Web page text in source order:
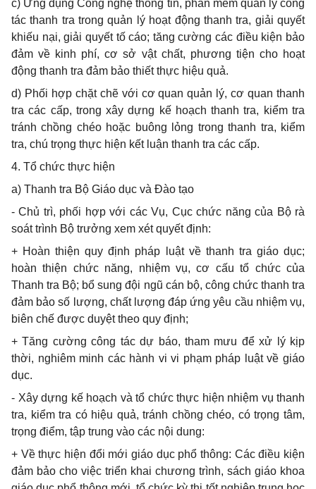
c) Ứng dụng Công nghệ thông tin, phần mềm quản lý công
tác thanh tra trong quản lý hoạt động thanh tra, giải quyết
khiếu nại, giải quyết tố cáo; tăng cường các điều kiện bảo
đảm về kinh phí, cơ sở vật chất, phương tiện cho hoạt
động thanh tra đảm bảo thiết thực hiệu quả.
d) Phối hợp chặt chẽ với cơ quan quản lý, cơ quan thanh
tra các cấp, trong xây dựng kế hoạch thanh tra, kiểm tra
tránh chồng chéo hoặc buông lỏng trong thanh tra, kiểm
tra, chú trọng thực hiện kết luận thanh tra các cấp.
4. Tổ chức thực hiện
a) Thanh tra Bộ Giáo dục và Đào tạo
-Chủ trì, phối hợp với các Vụ, Cục chức năng của Bộ rà
soát trình Bộ trưởng xem xét quyết định:
+ Hoàn thiện quy định pháp luật về thanh tra giáo dục;
hoàn thiện chức năng, nhiệm vụ, cơ cấu tổ chức của
Thanh tra Bộ; bổ sung đội ngũ cán bộ, công chức thanh tra
đảm bảo số lượng, chất lượng đáp ứng yêu cầu nhiệm vụ,
biên chế được duyệt theo quy định;
+ Tăng cường công tác dự báo, tham mưu để xử lý kịp
thời, nghiêm minh các hành vi vi phạm pháp luật về giáo
dục.
- Xây dựng kế hoạch và tổ chức thực hiện nhiệm vụ thanh
tra, kiểm tra có hiệu quả, tránh chồng chéo, có trọng tâm,
trọng điểm, tập trung vào các nội dung:
+ Về thực hiện đổi mới giáo dục phổ thông: Các điều kiện
đảm bảo cho việc triển khai chương trình, sách giáo khoa